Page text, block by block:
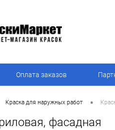
Оплата заказов
Краска для наружных работ •
фасадная